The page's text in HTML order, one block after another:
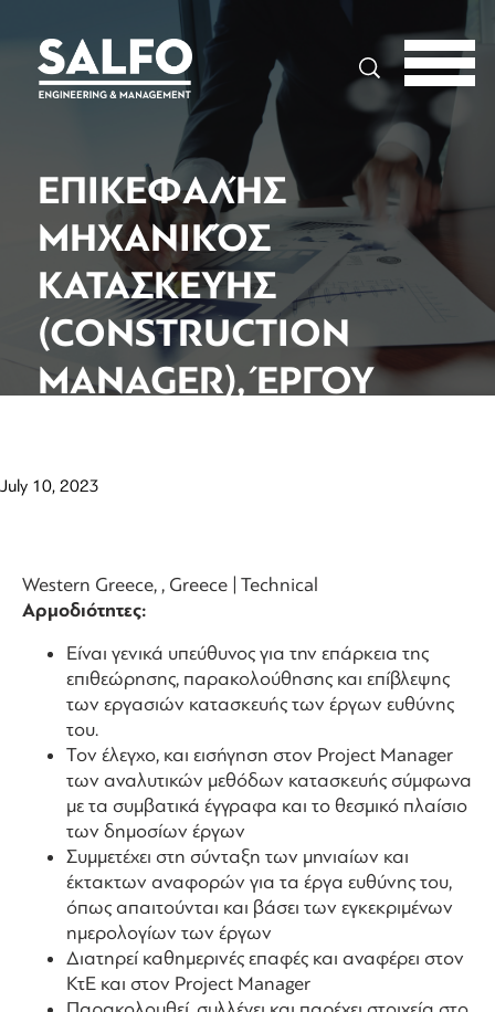
ΕΠΙΚΕΦΑΛΉΣ
ΜΗΧΑΝΙΚΌΣ
ΚΑΤΑΣΚΕΥΉΣ
(CONSTRUCTION
MANAGER), ΈΡΓΟΥ
July 10, 2023
Western Greece, , Greece | Technical
Αρμοδιότητες:
Είναι γενικά υπεύθυνος για την επάρκεια της
επιθεώρησης, παρακολούθησης και επίβλεψης
των εργασιών κατασκευής των έργων ευθύνης
του.
Τον έλεγχο, και εισήγηση στον Project Manager
των αναλυτικών μεθόδων κατασκευής σύμφωνα
με τα συμβατικά έγγραφα και το θεσμικό πλαίσιο
των δημοσίων έργων
Συμμετέχει στη σύνταξη των μηνιαίων και
έκτακτων αναφορών για τα έργα ευθύνης του,
όπως απαιτούνται και βάσει των εγκεκριμένων
ημερολογίων των έργων
Διατηρεί καθημερινές επαφές και αναφέρει στον
ΚτΕ και στον Project Manager